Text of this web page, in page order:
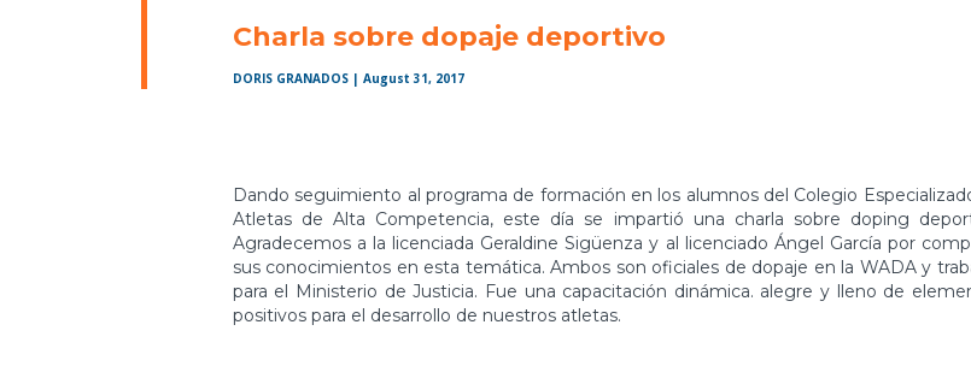
Charla sobre dopaje deportivo
DORIS GRANADOS | August 31, 2017
Dando seguimiento al programa de formación en los alumnos del Colegio
Atletas de Alta Competencia, este día se impartió una charla sobre doping
Agradecemos a la licenciada Geraldine Sigüenza y al licenciado Ángel García por
sus conocimientos en esta temática. Ambos son oficiales de dopaje en la WADA y
para el Ministerio de Justicia. Fue una capacitación dinámica. alegre y lleno de
positivos para el desarrollo de nuestros atletas.